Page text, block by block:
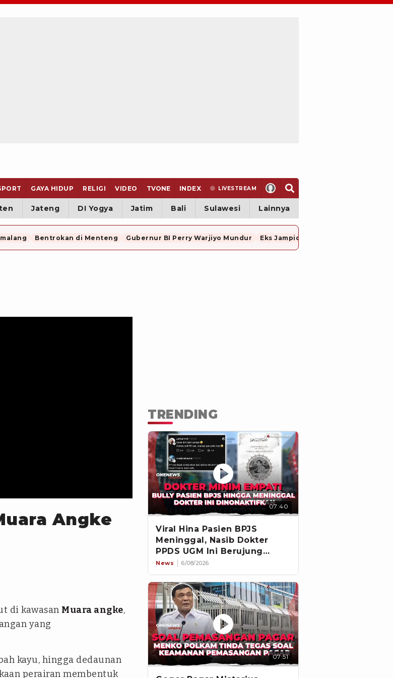
GAYA HIDUP RELIGI VIDEO TVONE INDEX LIVESTREAM
Jateng DI Yogya Jatim Bali Sulawesi Lainnya
Bentrokan di Menteng Gubernur BI Perry Warjiyo Mundur
Angke
di kawasan Muara angke,
yang
kayu, hingga dedaunan
perairan membentuk
TRENDING
07:40
Viral Hina Pasien BPJS
Meninggal, Nasib Dokter
PPDS UGM Ini Berujung
Dipecat
News 6/08/2026
07:51